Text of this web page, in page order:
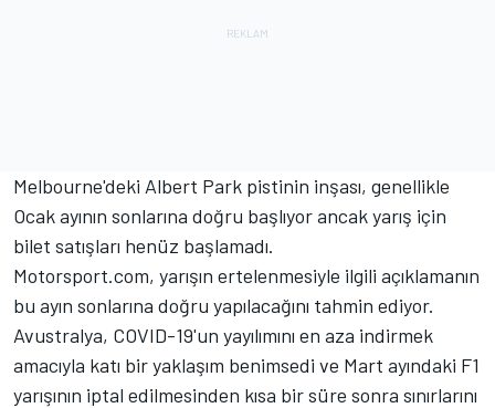
Melbourne'deki Albert Park pistinin inşası, genellikle
Ocak ayının sonlarına doğru başlıyor ancak yarış için
bilet satışları henüz başlamadı.
Motorsport.com, yarışın ertelenmesiyle ilgili açıklamanın
bu ayın sonlarına doğru yapılacağını tahmin ediyor.
Avustralya, COVID-19'un yayılımını en aza indirmek
amacıyla katı bir yaklaşım benimsedi ve Mart ayındaki F1
yarışının iptal edilmesinden kısa bir süre sonra sınırlarını